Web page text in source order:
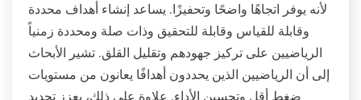
لأنه يوفر اتجاهًا واضحًا وتحفيزًا. يساعد إنشاء أهداف محددة
وقابلة للقياس وقابلة للتحقيق وذات صلة ومحددة زمنياً
الرياضيين على تركيز جهودهم وتقليل القلق. تشير الأبحاث
إلى أن الرياضيين الذين يحددون أهدافًا يعانون من مستويات
ضغط أقل وتحسين الأداء. علاوة على ذلك، يعزز تحديد